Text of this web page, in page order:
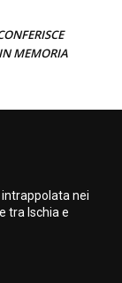
MEMORIA
nei
tra Ischia e